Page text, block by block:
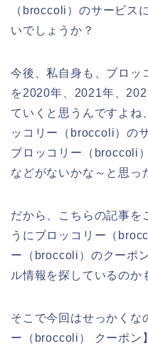
（broccoli）のサービス
いでしょうか？
今後、私自身も、ブロッ
を2020年、2021年、
ていくと思うんですよね
ッコリー（broccoli）の
ブロッコリー（broccoli
などがないかな～と思っ
だから、こちらの記事を
うにブロッコリー（
ー（broccoli）のクーポ
ル情報を探しているのか
そこで今回はせっかくな
ー（broccoli） クーポン